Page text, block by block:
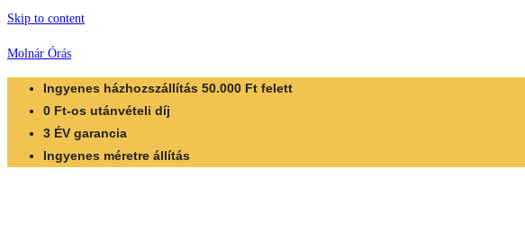
Skip to content
Molnár Órás
Ingyenes házhozszállítás 50.000 Ft felett
0 Ft-os utánvételi díj
3 ÉV garancia
Ingyenes méretre állítás